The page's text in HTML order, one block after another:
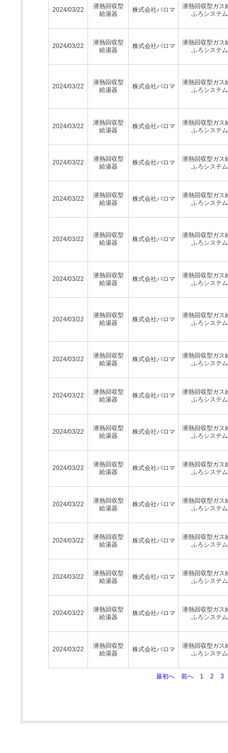
2024/03/22
潜熱回収型
給湯器
株式会社パロマ
潜熱回収型ガス
ふろシステム
2024/03/22
潜熱回収型
給湯器
株式会社パロマ
潜熱回収型ガス
ふろシステム
2024/03/22
潜熱回収型
給湯器
株式会社パロマ
潜熱回収型ガス
ふろシステム
2024/03/22
潜熱回収型
給湯器
株式会社パロマ
潜熱回収型ガス
ふろシステム
2024/03/22
潜熱回収型
給湯器
株式会社パロマ
潜熱回収型ガス
ふろシステム
2024/03/22
潜熱回収型
給湯器
株式会社パロマ
潜熱回収型ガス
ふろシステム
2024/03/22
潜熱回収型
給湯器
株式会社パロマ
潜熱回収型ガス
ふろシステム
2024/03/22
潜熱回収型
給湯器
株式会社パロマ
潜熱回収型ガス
ふろシステム
2024/03/22
潜熱回収型
給湯器
株式会社パロマ
潜熱回収型ガス
ふろシステム
2024/03/22
潜熱回収型
給湯器
株式会社パロマ
潜熱回収型ガス
ふろシステム
2024/03/22
潜熱回収型
給湯器
株式会社パロマ
潜熱回収型ガス
ふろシステム
2024/03/22
潜熱回収型
給湯器
株式会社パロマ
潜熱回収型ガス
ふろシステム
2024/03/22
潜熱回収型
給湯器
株式会社パロマ
潜熱回収型ガス
ふろシステム
2024/03/22
潜熱回収型
給湯器
株式会社パロマ
潜熱回収型ガス
ふろシステム
2024/03/22
潜熱回収型
給湯器
株式会社パロマ
潜熱回収型ガス
ふろシステム
2024/03/22
潜熱回収型
給湯器
株式会社パロマ
潜熱回収型ガス
ふろシステム
2024/03/22
潜熱回収型
給湯器
株式会社パロマ
潜熱回収型ガス
ふろシステム
2024/03/22
潜熱回収型
給湯器
株式会社パロマ
潜熱回収型ガス
ふろシステム
最初へ 前へ 1 2 3